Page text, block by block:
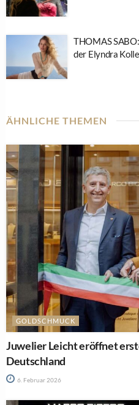
THOMAS
der Elyndra
ÄHNLICHE THEMEN
GOLDSCHMUCK
Juwelier Leicht eröffnet
Deutschland
6. Februar 2026